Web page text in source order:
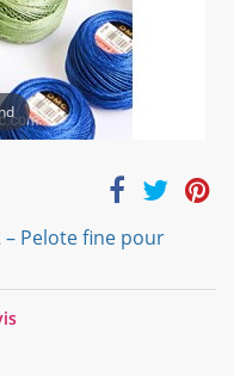
– Pelote fine pour